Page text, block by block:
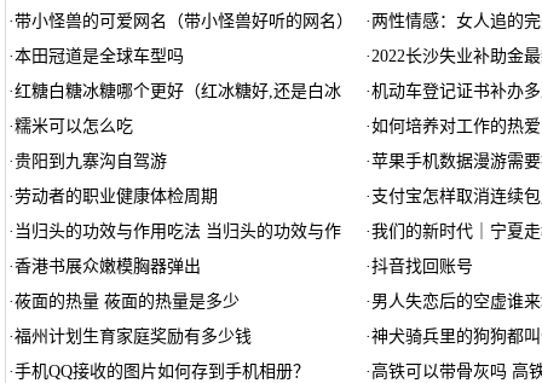
·带小怪兽的可爱网名（带小怪兽好听的网名） · 两性情感：女人追的
·本田冠道是全球车型吗 ·2022长沙失业补助金
·红糖白糖冰糖哪个更好（红冰糖好,还是白冰 ·机动车登记证书补办
·糯米可以怎么吃 ·如何培养对工作的热爱
·贵阳到九寨沟自驾游 ·苹果手机数据漫游需
·劳动者的职业健康体检周期 · 支付宝怎样取消连续
· 当归头的功效与作用吃法 当归头的功效与作 ·我们的新时代｜宁夏
·香港书展众嫩模胸器弹出 ·抖音找回账号
·莜面的热量 莜面的热量是多少 · 男人失恋后的空虚谁
·福州计划生育家庭奖励有多少钱 ·神犬骑兵里的狗狗都
·手机QQ接收的图片如何存到手机相册？ · 高铁可以带骨灰吗 高